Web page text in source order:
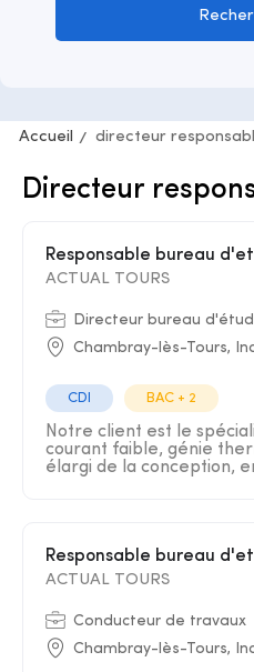
Accueil directeur
Directeur
Responsable bureau
ACTUAL TOURS
Directeur bureau
Chambray-lès-Tours,
CDI BAC + 2
Notre client est le
courant faible, génie
élargi de la conception,
Responsable bureau
ACTUAL TOURS
Conducteur de travaux
Chambray-lès-Tours,